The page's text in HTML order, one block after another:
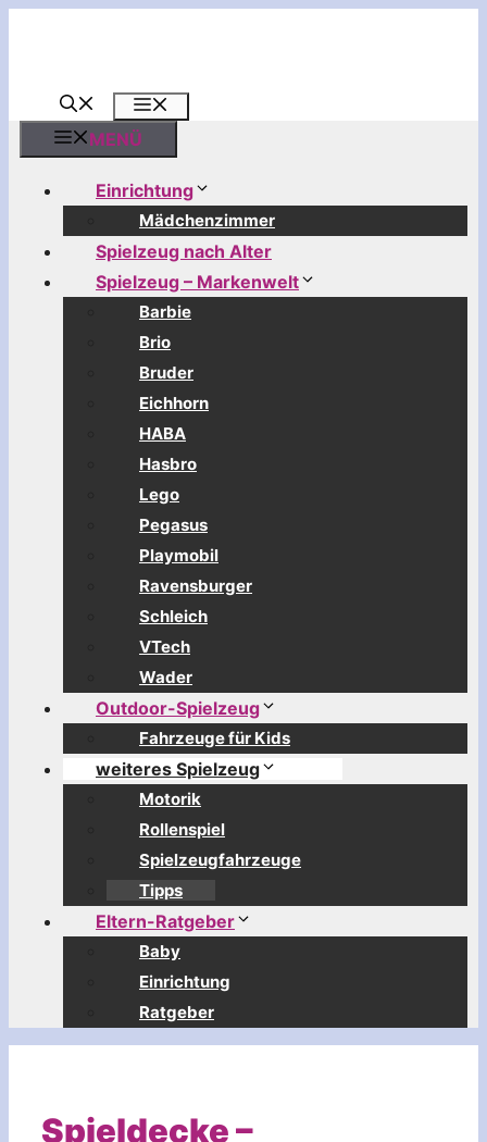
MENÜ
Einrichtung
Mädchenzimmer
Spielzeug nach Alter
Spielzeug – Markenwelt
Barbie
Brio
Bruder
Eichhorn
HABA
Hasbro
Lego
Pegasus
Playmobil
Ravensburger
Schleich
VTech
Wader
Outdoor-Spielzeug
Fahrzeuge für Kids
weiteres Spielzeug
Motorik
Rollenspiel
Spielzeugfahrzeuge
Tipps
Eltern-Ratgeber
Baby
Einrichtung
Ratgeber
Spieldecke –